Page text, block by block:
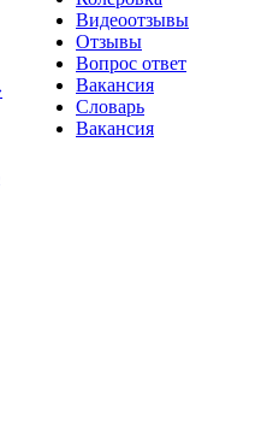
Видеоотзывы
Отзывы
Вопрос ответ
Вакансия
Словарь
Вакансия